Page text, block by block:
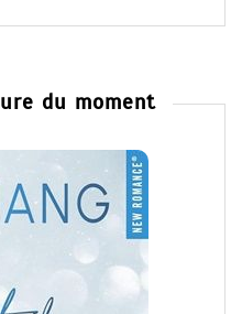
du moment